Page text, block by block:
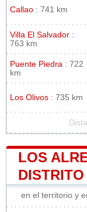
Callao : 741 km
Villa El Salvador :
763 km
Puente Piedra : 722
km
Los Olivos : 735 km
LOS
en el territorio y